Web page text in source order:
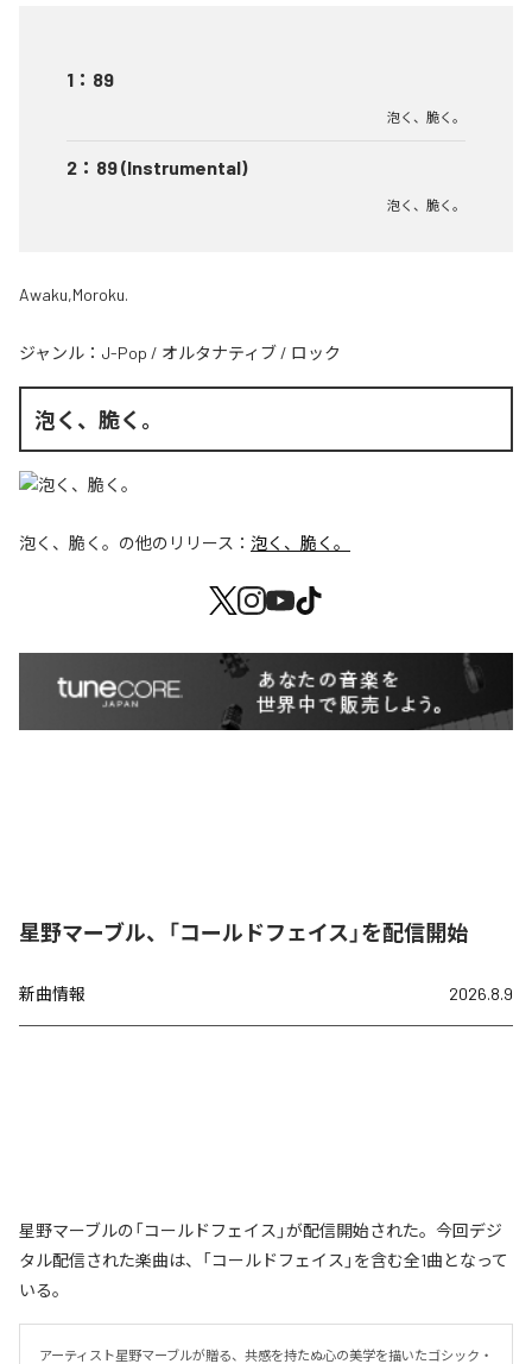
1 ： 89
泡く、脆く。
2 ： 89 (Instrumental)
泡く、脆く。
Awaku,Moroku.
ジャンル： J-Pop / オルタナティブ / ロック
泡く、脆く。
泡く、脆く。 の他のリリース： 泡く、脆く。
星野マーブル、「コールドフェイス」を配信開始
新曲情報 2026.8.9
星野マーブルの「コールドフェイス」が配信開始された。今回デジ
タル配信された楽曲は、「コールドフェイス」を含む全1曲となって
いる。
アーティスト星野マーブルが贈る、共感を持たぬ心の美学を描いたゴシック・